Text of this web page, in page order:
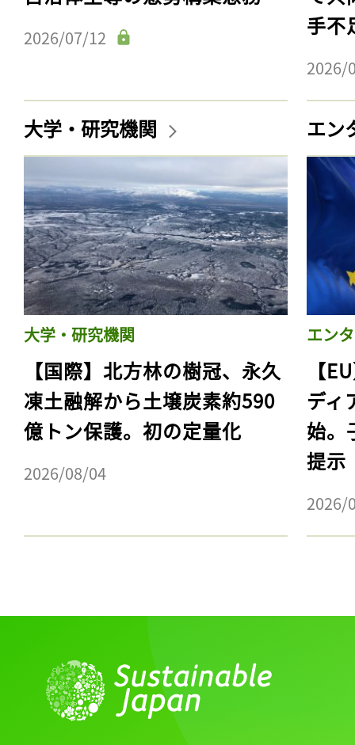
2026/07/12
手不
2026/
大学・研究機関
大学・研究機関
【国際】北方林の樹冠、永久
凍土融解から土壌炭素約590
億トン保護。初の定量化
2026/08/04
エン
エン
【
ディ
始。
提示
2026/